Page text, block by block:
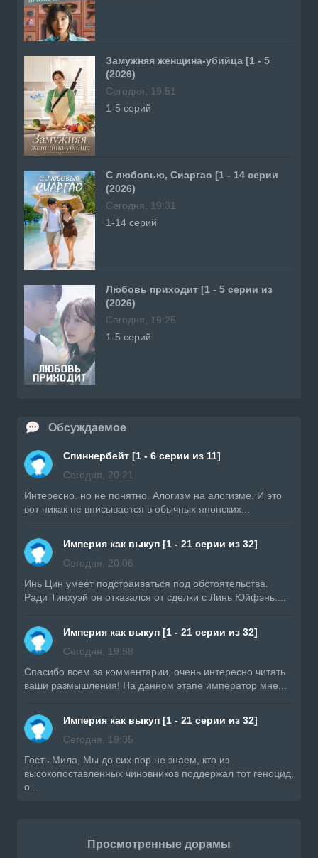
Замужняя женщина-убийца [1 - 5
(2026)
Сегодня, 19:51
1-5 серий
С любовью, Сиаргао [1 - 14 серии
(2026)
Сегодня, 19:31
1-14 серий
Любовь приходит [1 - 5 серии из
(2026)
Сегодня, 19:25
1-5 серий
Обсуждаемое
Спиннербейт [1 - 6 серии из 11]
Сегодня, 20:21
Интересно. но не понятно. Алогизм на алогизме. И это
вот никак не вписывается в обычных японских...
Империя как выкуп [1 - 21 серии из 32]
Сегодня, 20:06
Инь Цин умеет подстраиваться под обстоятельства.
Ради Тинхуэй он отказался от сделки с Линь Юйфэнь....
Империя как выкуп [1 - 21 серии из 32]
Сегодня, 19:58
Спасибо всем за комментарии, очень интересно читать
ваши размышления! На данном этапе император мне...
Империя как выкуп [1 - 21 серии из 32]
Сегодня, 19:35
Гость Мила, Мы до сих пор не знаем, кто из
высокопоставленных чиновников поддержал тот геноцид,
о...
Просмотренные дорамы